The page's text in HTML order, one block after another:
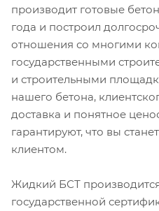
производит готовые
года и построил
отношения со многими
государственными
и строительными
нашего бетона,
доставка и понятное
гарантируют, что вы
клиентом.
Жидкий БСТ производится
государственной